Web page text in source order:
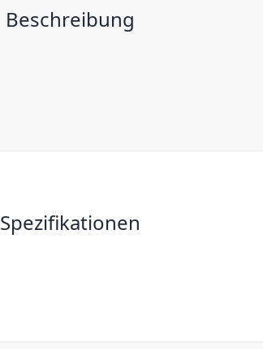
Beschreibung
Spezifikationen